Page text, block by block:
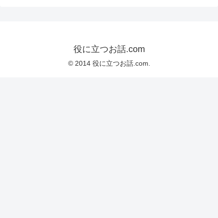
役に立つお話.com
© 2014 役に立つお話.com.